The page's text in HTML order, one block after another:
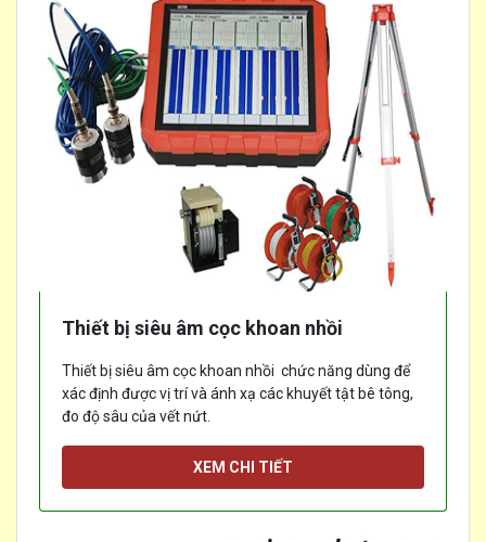
Thiết bị siêu âm cọc khoan nhồi
Thiết bị siêu âm cọc khoan nhồi chức năng dùng để
xác định được vị trí và ánh xạ các khuyết tật bê tông,
đo độ sâu của vết nứt.
XEM CHI TIẾT